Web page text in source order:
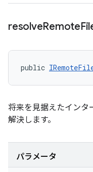
resolveRemote
public
将来を見据えたインタ
解決します。
パラメータ